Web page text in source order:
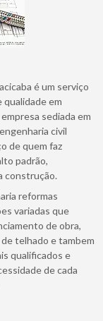
é um serviço
qualidade em
sediada em
civil
de quem faz
padrão,
construção.
reformas
variadas que
de obra,
telhado e tambem
qualificados e
de cada